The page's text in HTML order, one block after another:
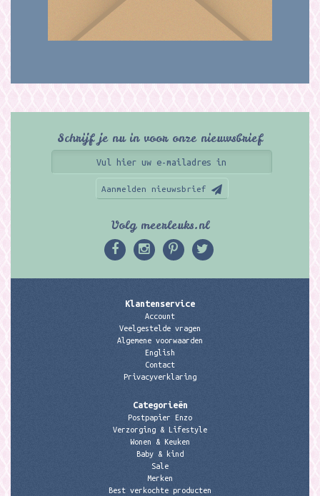
Schrijf je nu in voor onze nieuwsbrief
Aanmelden nieuwsbrief
Volg meerleuks.nl
Klantenservice
Account
Veelgestelde vragen
Algemene voorwaarden
English
Contact
Privacyverklaring
Categorieën
Postpapier Enzo
Verzorging & Lifestyle
Wonen & Keuken
Baby & kind
Sale
Merken
Best verkochte producten